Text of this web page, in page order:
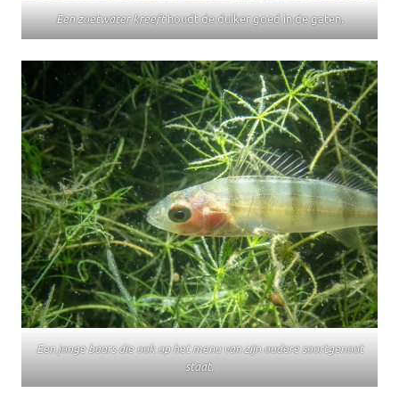
Een zoetwater kreefthoudt de duiker goed in de gaten.
Een jonge baars die ook op het menu van zijn oudere soortgenoot
staat.